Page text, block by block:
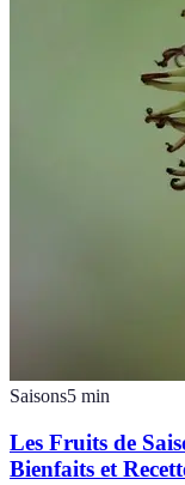
Saisons5 min
Les Fruits de
Bienfaits et